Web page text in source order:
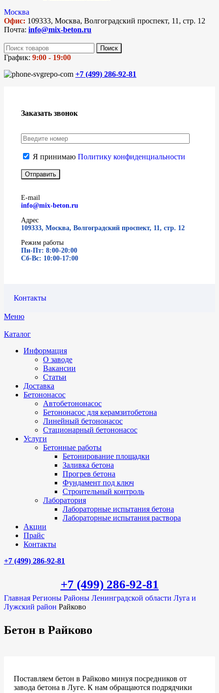
Москва
Офис: 109333, Москва, Волгоградский проспект, 11, стр. 12
Почта: info@mix-beton.ru
Поиск
График: 9:00 - 19:00
+7 (499) 286-92-81
Заказать звонок
Я принимаю Политику конфиденциальности
E-mail
info@mix-beton.ru
Адрес
109333, Москва, Волгоградский проспект, 11, стр. 12
Режим работы
Пн-Пт: 8:00-20:00
Сб-Вс: 10:00-17:00
Контакты
Меню
Каталог
Информация
О заводе
Вакансии
Статьи
Доставка
Бетононасос
Автобетононасос
Бетононасос для керамзитобетона
Линейный бетононасос
Стационарный бетононасос
Услуги
Бетонные работы
Бетонирование площадки
Заливка бетона
Прогрев бетона
Фундамент под ключ
Строительный контроль
Лаборатория
Лабораторные испытания бетона
Лабораторные испытания раствора
Акции
Прайс
Контакты
+7 (499) 286-92-81
+7 (499) 286-92-81
Главная Регионы Районы Ленинградской области Луга и
Лужский район Райково
Бетон в Райково
Поставляем бетон в Райково минуя посредников от
завода бетона в Луге. К нам обращаются подрядчики